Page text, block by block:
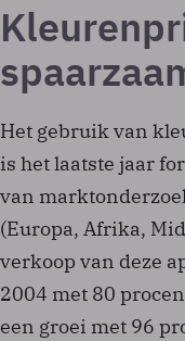
Het gebruik van
is het laatste jaar
van
(Europa, Afrika,
verkoop van deze
2004 met 80
een groei met 96